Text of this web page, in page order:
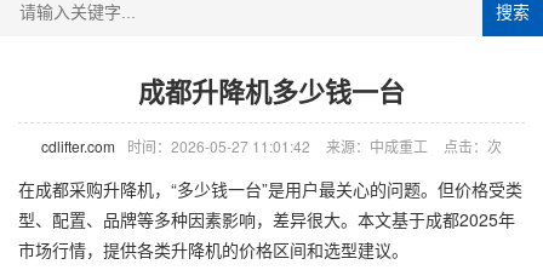
搜索
成都升降机多少钱一台
cdlifter.com 时间：2026-05-27 11:01:42 来源：中成重工 点击： 次
在成都采购升降机，“多少钱一台”是用户最关心的问题。但价格受类
型、配置、品牌等多种因素影响，差异很大。本文基于成都2025年
市场行情，提供各类升降机的价格区间和选型建议。